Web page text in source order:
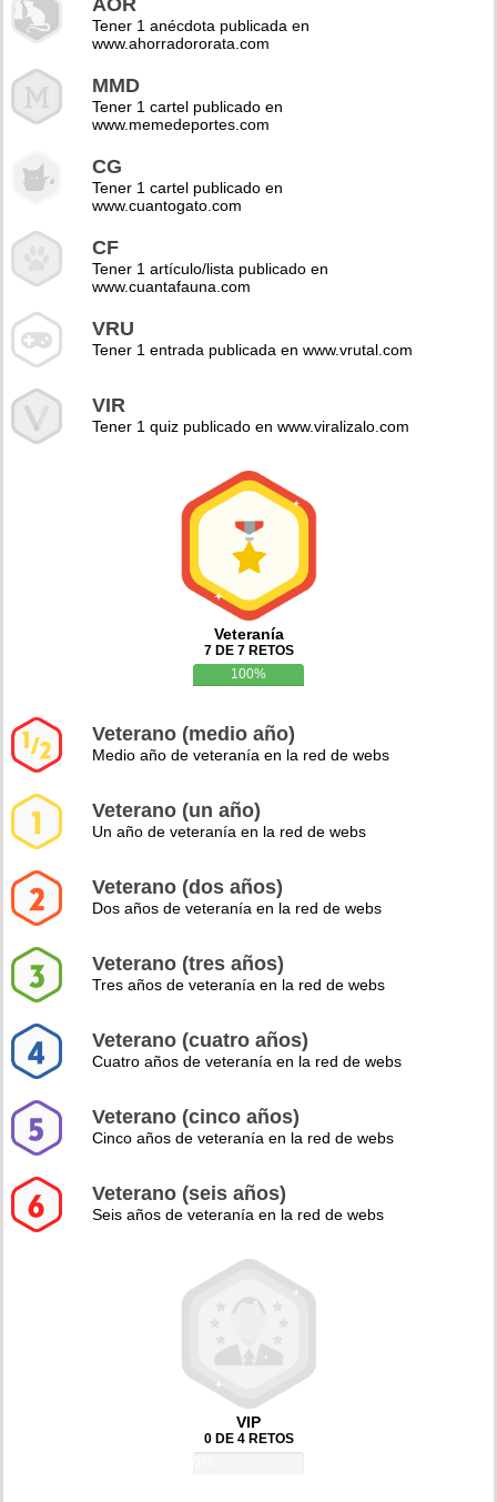
AOR
Tener 1 anécdota publicada en
www.ahorradororata.com
MMD
Tener 1 cartel publicado en
www.memedeportes.com
CG
Tener 1 cartel publicado en
www.cuantogato.com
CF
Tener 1 artículo/lista publicado en
www.cuantafauna.com
VRU
Tener 1 entrada publicada en www.vrutal.com
VIR
Tener 1 quiz publicado en www.viralizalo.com
Veteranía
7 DE 7 RETOS
100%
Veterano (medio año)
Medio año de veteranía en la red de webs
Veterano (un año)
Un año de veteranía en la red de webs
Veterano (dos años)
Dos años de veteranía en la red de webs
Veterano (tres años)
Tres años de veteranía en la red de webs
Veterano (cuatro años)
Cuatro años de veteranía en la red de webs
Veterano (cinco años)
Cinco años de veteranía en la red de webs
Veterano (seis años)
Seis años de veteranía en la red de webs
VIP
0 DE 4 RETOS